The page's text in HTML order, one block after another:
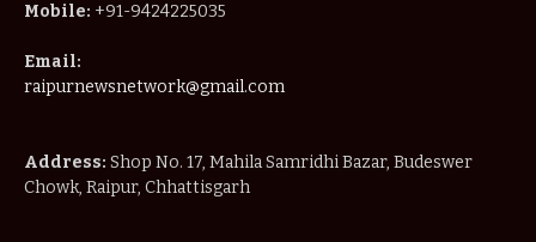
Mobile: +91-9424225035
Email:
raipurnewsnetwork@gmail.com
Address: Shop No. 17, Mahila Samridhi Bazar, Budeswer
Chowk, Raipur, Chhattisgarh